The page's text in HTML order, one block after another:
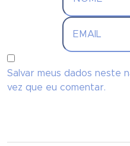
Salvar meus dados neste
vez que eu comentar.